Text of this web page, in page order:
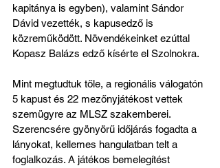
kapitánya is egyben), valamint Sándor
Dávid vezették, s kapusedző is
közreműködött. Növendékeinket ezúttal
Kopasz Balázs edző kísérte el Szolnokra.
Mint megtudtuk tőle, a regionális válogatón
5 kapust és 22 mezőnyjátékost vettek
szemügyre az MLSZ szakemberei.
Szerencsére gyönyörű időjárás fogadta a
lányokat, kellemes hangulatban telt a
foglalkozás. A játékos bemelegítést